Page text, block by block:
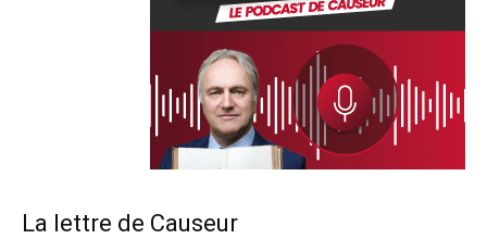
La lettre de Causeur